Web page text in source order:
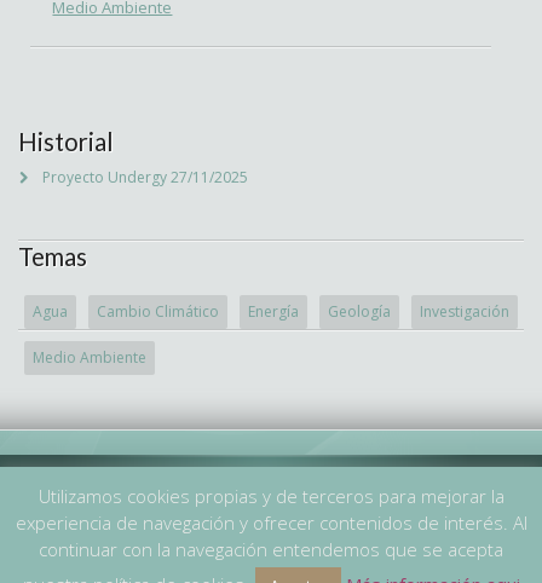
Medio Ambiente
Historial
Proyecto Undergy27/11/2025
Temas
Agua Cambio Climático Energía Geología Investigación
Medio Ambiente
© Copyright 2019 Ayterra SL
top
Utilizamos cookies propias y de terceros para mejorar la
experiencia de navegación y ofrecer contenidos de interés. Al
continuar con la navegación entendemos que se acepta